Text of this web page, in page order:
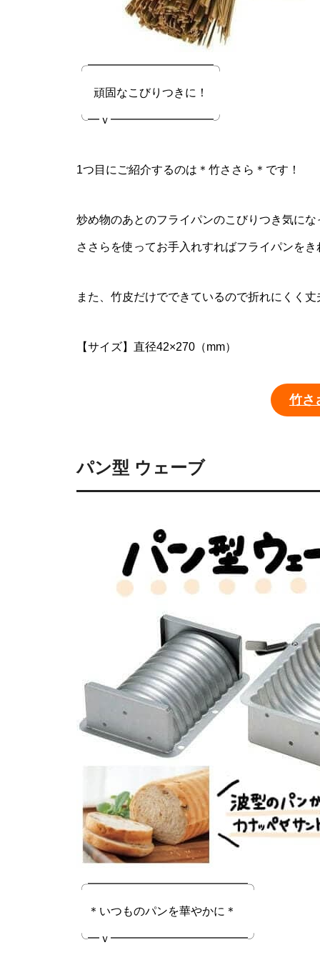
╭━━━━━━━━━━━╮
頑固なこびりつきに！
╰━ｖ━━━━━━━━━╯
1つ目にご紹介するのは＊竹ささら＊です！
炒め物のあとのフライパンのこびりつき気に
ささらを使ってお手入れすればフライパンを
また、竹皮だけでできているので折れにくく
【サイズ】直径42×270（mm）
竹さ
パン型 ウェーブ
╭━━━━━━━━━━━━━━╮
＊いつものパンを華やかに＊
╰━ｖ━━━━━━━━━━━━╯